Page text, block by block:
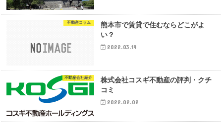
不動産コラム
熊本市で賃貸で住むならどこがよ
い？
2022.03.19
不動産会社紹介
株式会社コスギ不動産の評判・クチ
コミ
2022.02.02